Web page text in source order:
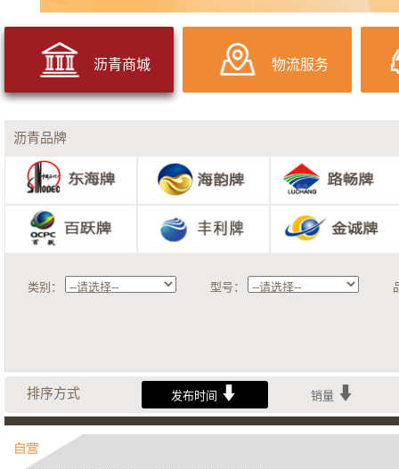
沥青商城 物流服务
沥青品牌
类别： 型号：
排序方式 发布时间 销量